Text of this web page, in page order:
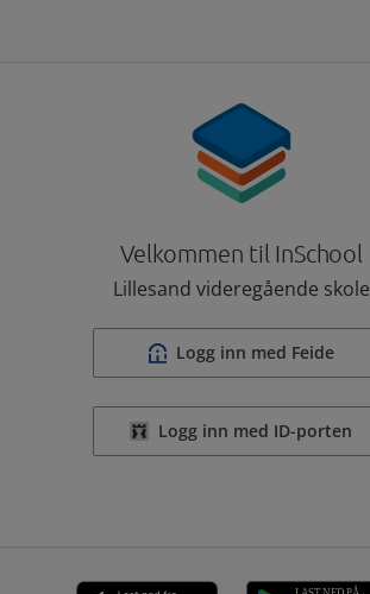
Velkommen til InSchool
Lillesand videregående skole
Logg inn med Feide
Logg inn med ID-porten